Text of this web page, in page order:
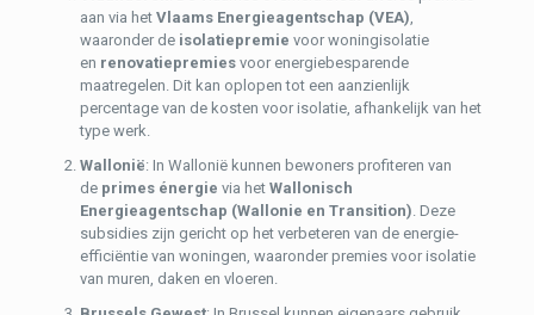
aan via het Vlaams Energieagentschap (VEA)
waaronder de isolatiepremie voor woningisolatie
en renovatiepremiesvoor energiebesparende
maatregelen. Dit kan oplopen tot een aanzienlijk
percentage van de kosten voor isolatie, afhankelijk van het
type werk.
Wallonië: In Wallonië kunnen bewoners profiteren van
de primes énergie via het Wallonisch
Energieagentschap (Wallonie en Transition) . Deze
subsidies zijn gericht op het verbeteren van de energie-
efficiëntie van woningen, waaronder premies voor isolatie
van muren, daken en vloeren.